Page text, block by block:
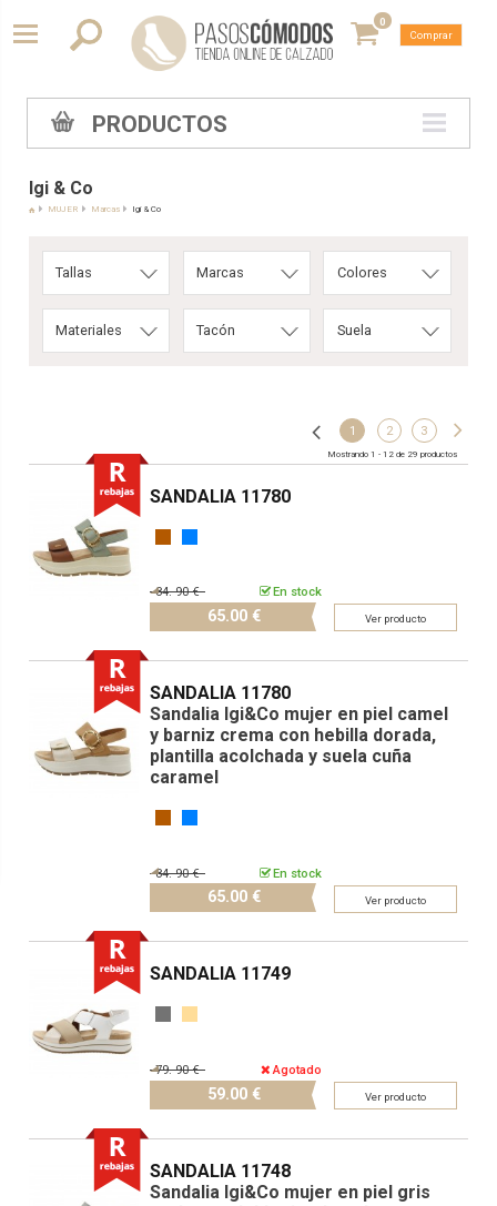
0
Comprar
PRODUCTOS
Igi & Co
MUJER Marcas Igi & Co
Tallas Marcas Colores
Materiales Tacón Suela
Mostrando 1 - 12 de 29 productos
1 2 3
SANDALIA 11780
En stock
84.90 €
65.00 € Ver producto
SANDALIA 11780
Sandalia Igi&Co mujer en piel camel
y barniz crema con hebilla dorada,
plantilla acolchada y suela cuña
caramel
En stock
84.90 €
65.00 € Ver producto
SANDALIA 11749
Agotado
79.90 €
59.00 € Ver producto
SANDALIA 11748
Sandalia Igi&Co mujer en piel gris